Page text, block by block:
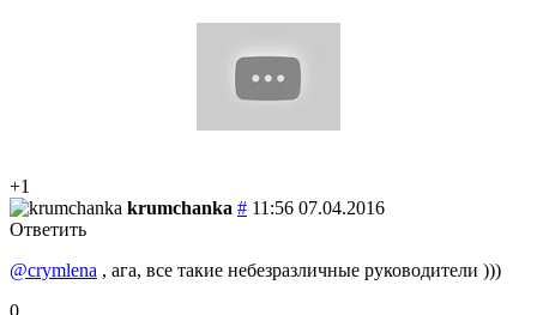
+1
krumchanka # 11:56 07.04.2016
Ответить
@crymlena , ага, все такие небезразличные руководители )))
0